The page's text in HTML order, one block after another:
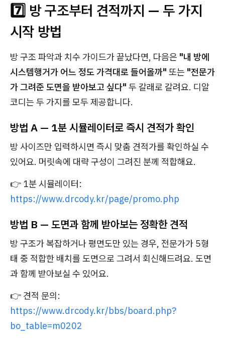
7️⃣ 방 구조부터 견적까지 — 두 가지
시작 방법
방 구조 파악과 치수 가이드가 끝났다면, 다음은 "내 방에
시스템행거가 어느 정도 가격대로 들어올까" 또는 "전문가
가 그려준 도면을 받아보고 싶다" 두 갈래로 갈려요. 디알
코디는 두 가지를 모두 제공합니다.
방법 A — 1분 시뮬레이터로 즉시 견적가 확인
방 사이즈만 입력하시면 즉시 맞춤 견적가를 확인하실 수
있어요. 머릿속에 대략 구성이 그려진 분께 적합해요.
👉 1분 시뮬레이터:
https://www.drcody.kr/page/promo.php
방법 B — 도면과 함께 받아보는 정확한 견적
방 구조가 복잡하거나 평면도만 있는 경우, 전문가가 5형
태 중 적합한 배치를 도면으로 그려서 회신해드려요. 도면
과 함께 받아보실 수 있어요.
👉 견적 문의:
https://www.drcody.kr/bbs/board.php?
bo_table=m0202